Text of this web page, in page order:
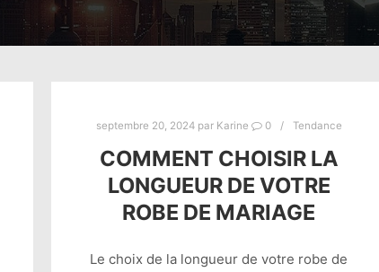
septembre 20, 2024par Karine 0 Tendance
COMMENT CHOISIR LA
LONGUEUR DE VOTRE
ROBE DE MARIAGE
Le choix de la longueur de votre robe de